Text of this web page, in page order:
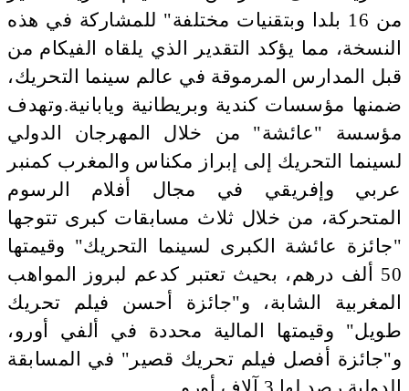
من 16 بلدا وبتقنيات مختلفة" للمشاركة في هذه
النسخة، مما يؤكد التقدير الذي يلقاه الفيكام من
قبل المدارس المرموقة في عالم سينما التحريك،
ضمنها مؤسسات كندية وبريطانية ويابانية.وتهدف
مؤسسة "عائشة" من خلال المهرجان الدولي
لسينما التحريك إلى إبراز مكناس والمغرب كمنبر
عربي وإفريقي في مجال أفلام الرسوم
المتحركة، من خلال ثلاث مسابقات كبرى تتوجها
"جائزة عائشة الكبرى لسينما التحريك" وقيمتها
50 ألف درهم، بحيث تعتبر كدعم لبروز المواهب
المغربية الشابة، و"جائزة أحسن فيلم تحريك
طويل" وقيمتها المالية محددة في ألفي أورو،
و"جائزة أفصل فيلم تحريك قصير" في المسابقة